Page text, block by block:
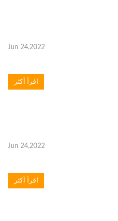
Jun 24,2022
اقرأ أكثر
Jun 24,2022
اقرأ أكثر